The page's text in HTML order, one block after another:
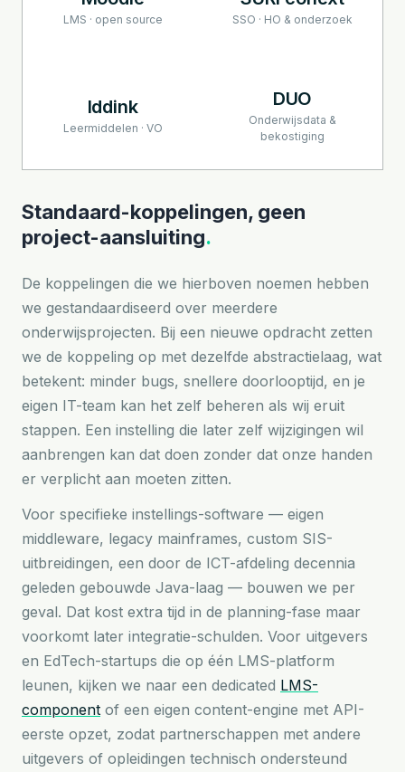
LMS · open source SSO · HO & onderzoek
Iddink
Leermiddelen · VO
DUO
Onderwijsdata &
bekostiging
Standaard-koppelingen, geen
project-aansluiting.
De koppelingen die we hierboven noemen hebben
we gestandaardiseerd over meerdere
onderwijsprojecten. Bij een nieuwe opdracht zetten
we de koppeling op met dezelfde abstractielaag, wat
betekent: minder bugs, snellere doorlooptijd, en je
eigen IT-team kan het zelf beheren als wij eruit
stappen. Een instelling die later zelf wijzigingen wil
aanbrengen kan dat doen zonder dat onze handen
er verplicht aan moeten zitten.
Voor specifieke instellings-software — eigen
middleware, legacy mainframes, custom SIS-
uitbreidingen, een door de ICT-afdeling decennia
geleden gebouwde Java-laag — bouwen we per
geval. Dat kost extra tijd in de planning-fase maar
voorkomt later integratie-schulden. Voor uitgevers
en EdTech-startups die op één LMS-platform
leunen, kijken we naar een dedicated LMS-
component of een eigen content-engine met API-
eerste opzet, zodat partnerschappen met andere
uitgevers of opleidingen technisch ondersteund